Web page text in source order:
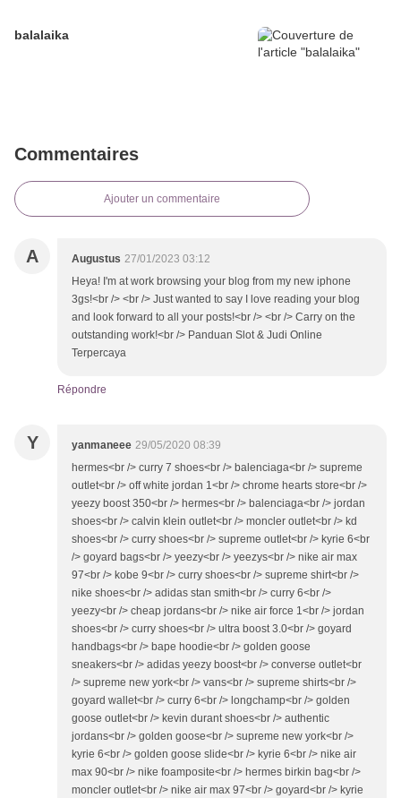
balalaika
Commentaires
Ajouter un commentaire
A Augustus 27/01/2023 03:12
Heya! I'm at work browsing your blog from my new iphone
3gs!<br /> <br /> Just wanted to say I love reading your blog
and look forward to all your posts!<br /> <br /> Carry on the
outstanding work!<br /> Panduan Slot & Judi Online
Terpercaya
Répondre
Y yanmaneee 29/05/2020 08:39
hermes<br /> curry 7 shoes<br /> balenciaga<br /> supreme
outlet<br /> off white jordan 1<br /> chrome hearts store<br />
yeezy boost 350<br /> hermes<br /> balenciaga<br /> jordan
shoes<br /> calvin klein outlet<br /> moncler outlet<br /> kd
shoes<br /> curry shoes<br /> supreme outlet<br /> kyrie 6<br
/> goyard bags<br /> yeezy<br /> yeezys<br /> nike air max
97<br /> kobe 9<br /> curry shoes<br /> supreme shirt<br />
nike shoes<br /> adidas stan smith<br /> curry 6<br />
yeezy<br /> cheap jordans<br /> nike air force 1<br /> jordan
shoes<br /> curry shoes<br /> ultra boost 3.0<br /> goyard
handbags<br /> bape hoodie<br /> golden goose
sneakers<br /> adidas yeezy boost<br /> converse outlet<br
/> supreme new york<br /> vans<br /> supreme shirts<br />
goyard wallet<br /> curry 6<br /> longchamp<br /> golden
goose outlet<br /> kevin durant shoes<br /> authentic
jordans<br /> golden goose<br /> supreme new york<br />
kyrie 6<br /> golden goose slide<br /> kyrie 6<br /> nike air
max 90<br /> nike foamposite<br /> hermes birkin bag<br />
moncler outlet<br /> nike air max 97<br /> goyard<br /> kyrie